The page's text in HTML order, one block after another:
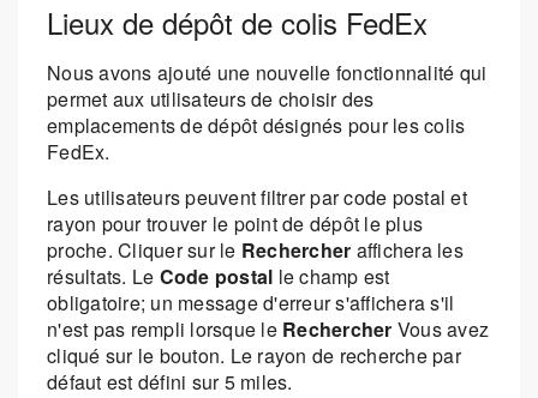
Lieux de dépôt de colis FedEx
Nous avons ajouté une nouvelle fonctionnalité qui
permet aux utilisateurs de choisir des
emplacements de dépôt désignés pour les colis
FedEx.
Les utilisateurs peuvent filtrer par code postal et
rayon pour trouver le point de dépôt le plus
proche. Cliquer sur le Rechercher affichera les
résultats. Le Code postal le champ est
obligatoire; un message d'erreur s'affichera s'il
n'est pas rempli lorsque le Rechercher Vous avez
cliqué sur le bouton. Le rayon de recherche par
défaut est défini sur 5 miles.